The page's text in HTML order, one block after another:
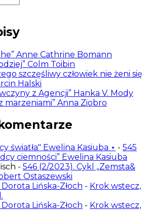
Anne Cathrine Bomann
Colm Toibin
szczęśliwy człowiek nie żeni się
Halski
z Agencji” Hanka V. Mody
z marzeniami” Anna Ziobro
światła" Ewelina Kasiuba ⋆ - 545
ciemności” Ewelina Kasiuba
- 546 (2/2023). Cykl „Zemsta&
Ostaszewski
Lińska-Złoch - Krok wstecz,
Lińska-Złoch - Krok wstecz,